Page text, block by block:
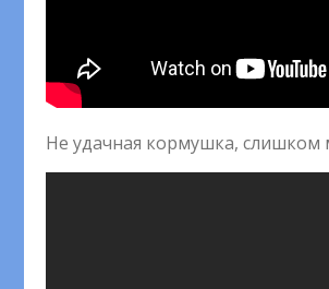
Не удачная кормушка, слишком